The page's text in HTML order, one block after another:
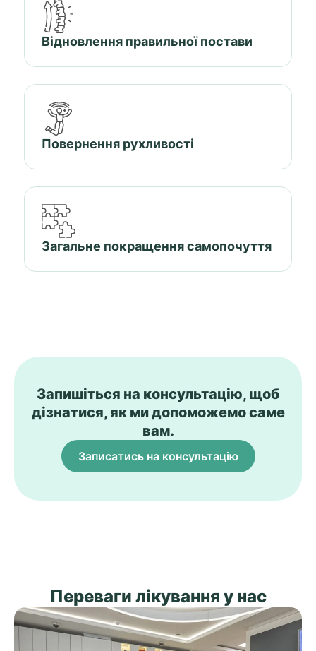
Відновлення правильної постави
Повернення рухливості
Загальне покращення самопочуття
Запишіться на консультацію, щоб
дізнатися, як ми допоможемо саме
вам.
Записатись на консультацію
Переваги лікування у нас